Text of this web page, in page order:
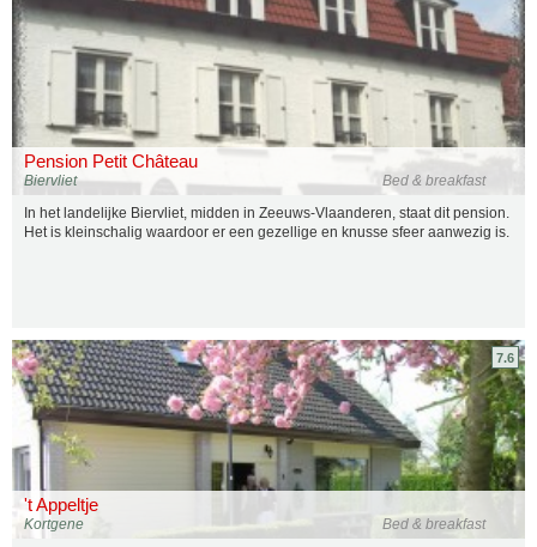
Pension Petit Château
Bed & breakfast
Biervliet
In het landelijke Biervliet, midden in Zeeuws-Vlaanderen, staat dit pension.
Het is kleinschalig waardoor er een gezellige en knusse sfeer aanwezig is.
't Appeltje
Bed & breakfast
Kortgene
7.6